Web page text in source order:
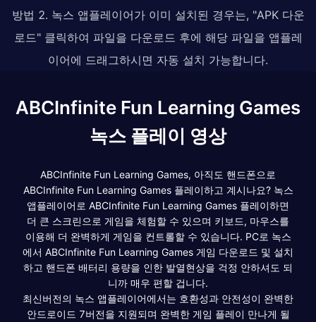
방법 2. 녹스 앱플레이어가 이미 설치된 경우는, "APK 다운
로드" 클릭하여 파일을 다운로드 후에 해당 파일을 앱플레
이어에 드래그하시면 자동 설치 가능합니다.
ABCInfinite Fun Learning Games
녹스 플레이 영상
ABCInfinite Fun Learning Games, 아직도 핸드폰으로
ABCInfinite Fun Learning Games 플레이하고 계시나요? 녹스
앱플레이어로 ABCInfinite Fun Learning Games 플레이하면
더 큰 스크린으로 게임을 체험할 수 있으며 키보드, 마우스를
이용해 더 완벽하게 게임을 컨트롤할 수 있습니다. PC로 녹스
에서 ABCInfinite Fun Learning Games 게임 다운로드 및 설치
하고 핸드폰 배터리 용량을 인한 발열현상을 걱정 안하셔도 되
니까 매우 편할 겁니다.
최신버전의 녹스 앱플레이어에서는 호환성과 안전성이 완벽한
안드로이드 7버전을 지원되며 완벽한 게임 플레이 만나게 될